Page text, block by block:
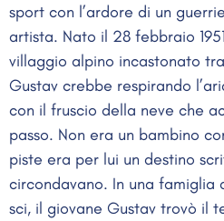
sport con l’ardore di un
artista. Nato il 28 febbraio
villaggio alpino incastonato
Gustav crebbe respirando
con il fruscio della neve che
passo. Non era un bambino
piste era per lui un destino
circondavano. In una famiglia
sci, il giovane Gustav trovò il